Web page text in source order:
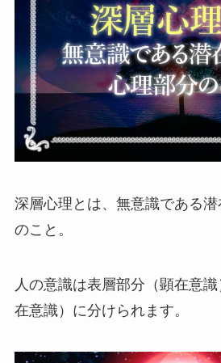
深層心理とは、無意識である
のこと。
人の意識は表層部分（顕在意
在意識）に分けられます。